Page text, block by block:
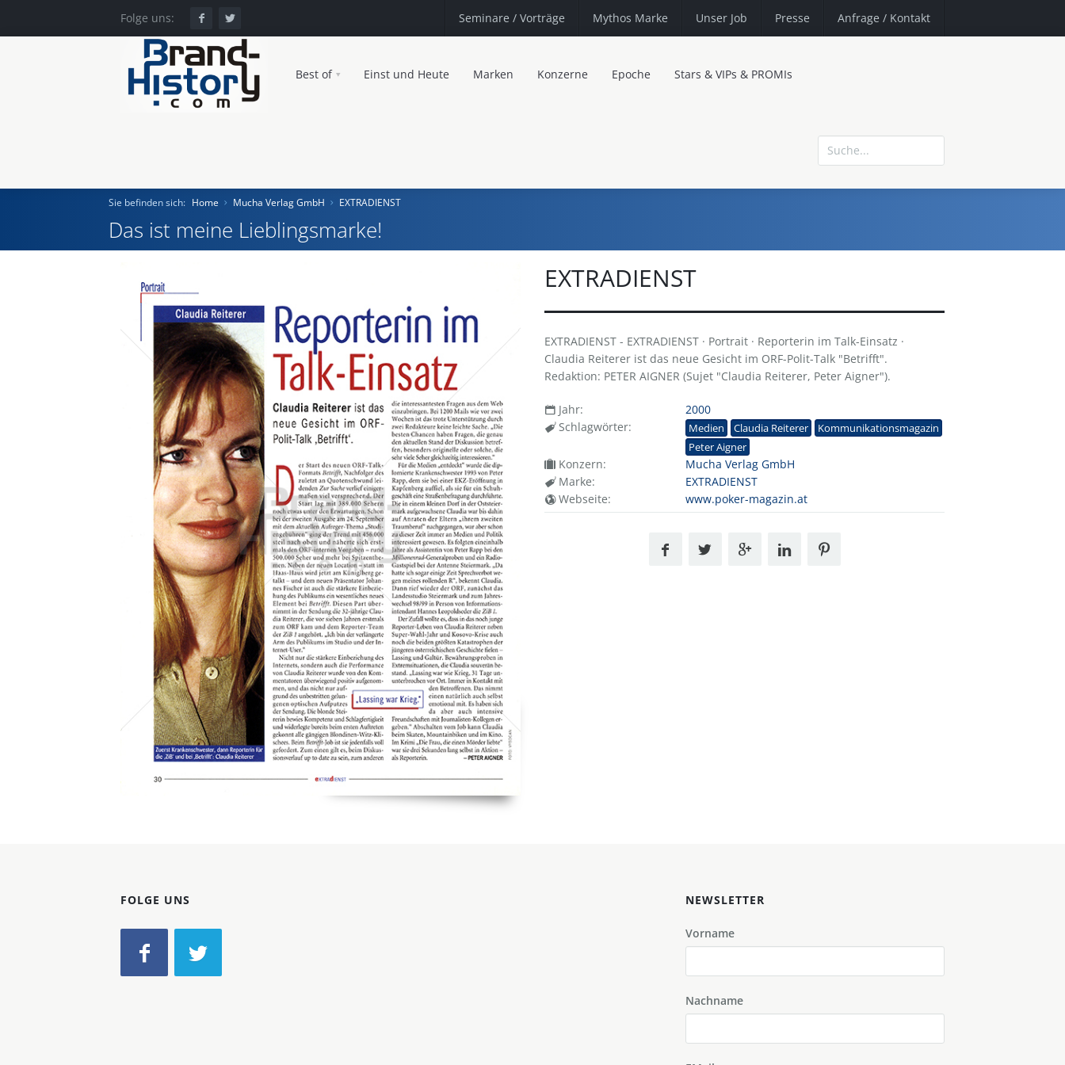
Folge uns: Seminare / Vorträge Mythos Marke Unser Job Presse Anfrage / Kontakt
Best of Einst und Heute Marken Konzerne Epoche Stars & VIPs & PROMIs
Einst und Heute
Marken
Konzerne
Epoche
Sie befinden sich: Home Mucha Verlag GmbH EXTRADIENST
Das ist meine Lieblingsmarke!
EXTRADIENST
EXTRADIENST - EXTRADIENST · Portrait · Reporterin im Talk-Einsatz ·
Claudia Reiterer ist das neue Gesicht im ORF-Polit-Talk "Betrifft".
Redaktion: PETER AIGNER (Sujet "Claudia Reiterer, Peter Aigner").
Jahr:
2000
Schlagwörter:
Medien Claudia Reiterer
Kommunikationsmagazin
Peter Aigner
Konzern:
Mucha Verlag GmbH
Marke:
EXTRADIENST
Webseite:
www.poker-magazin.at
FOLGE UNS NEWSLETTER
Vorname
Nachname